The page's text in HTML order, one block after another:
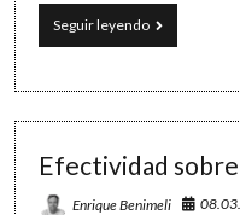
Seguir leyendoDecálogo
para
día
resumen
infográfico
Efectividad
Enrique Benimeli